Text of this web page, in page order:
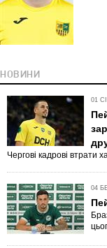
НОВИНИ
01
Чергові кадрові втрати
04